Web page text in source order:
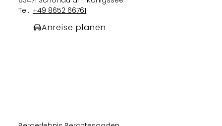
Tel.:+49 8652 66761
Anreise planen